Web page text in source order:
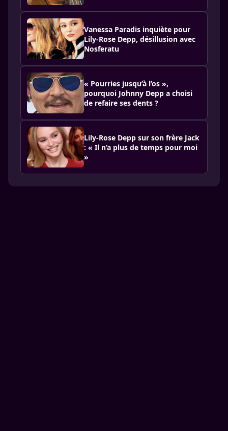
Vanessa Paradis inquiète pour
Lily-Rose Depp, désillusion avec
Nosferatu
« Pourries jusqu’à l’os »,
pourquoi Johnny Depp a choisi
de refaire ses dents ?
Lily-Rose Depp sur son frère Jack
: « Il n’a plus de temps pour moi
»